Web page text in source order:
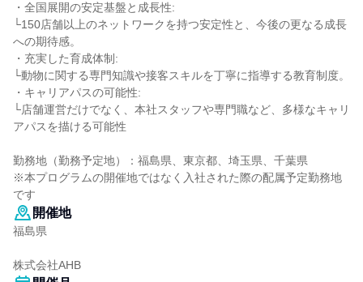
・全国展開の安定基盤と成長性:
└150店舗以上のネットワークを持つ安定性と、今後の更なる成長
への期待感。
・充実した育成体制:
└動物に関する専門知識や接客スキルを丁寧に指導する教育制度。
・キャリアパスの可能性:
└店舗運営だけでなく、本社スタッフや専門職など、多様なキャリ
アパスを描ける可能性
勤務地（勤務予定地）：福島県、東京都、埼玉県、千葉県
※本プログラムの開催地ではなく入社された際の配属予定勤務地
です
開催地
福島県
株式会社AHB